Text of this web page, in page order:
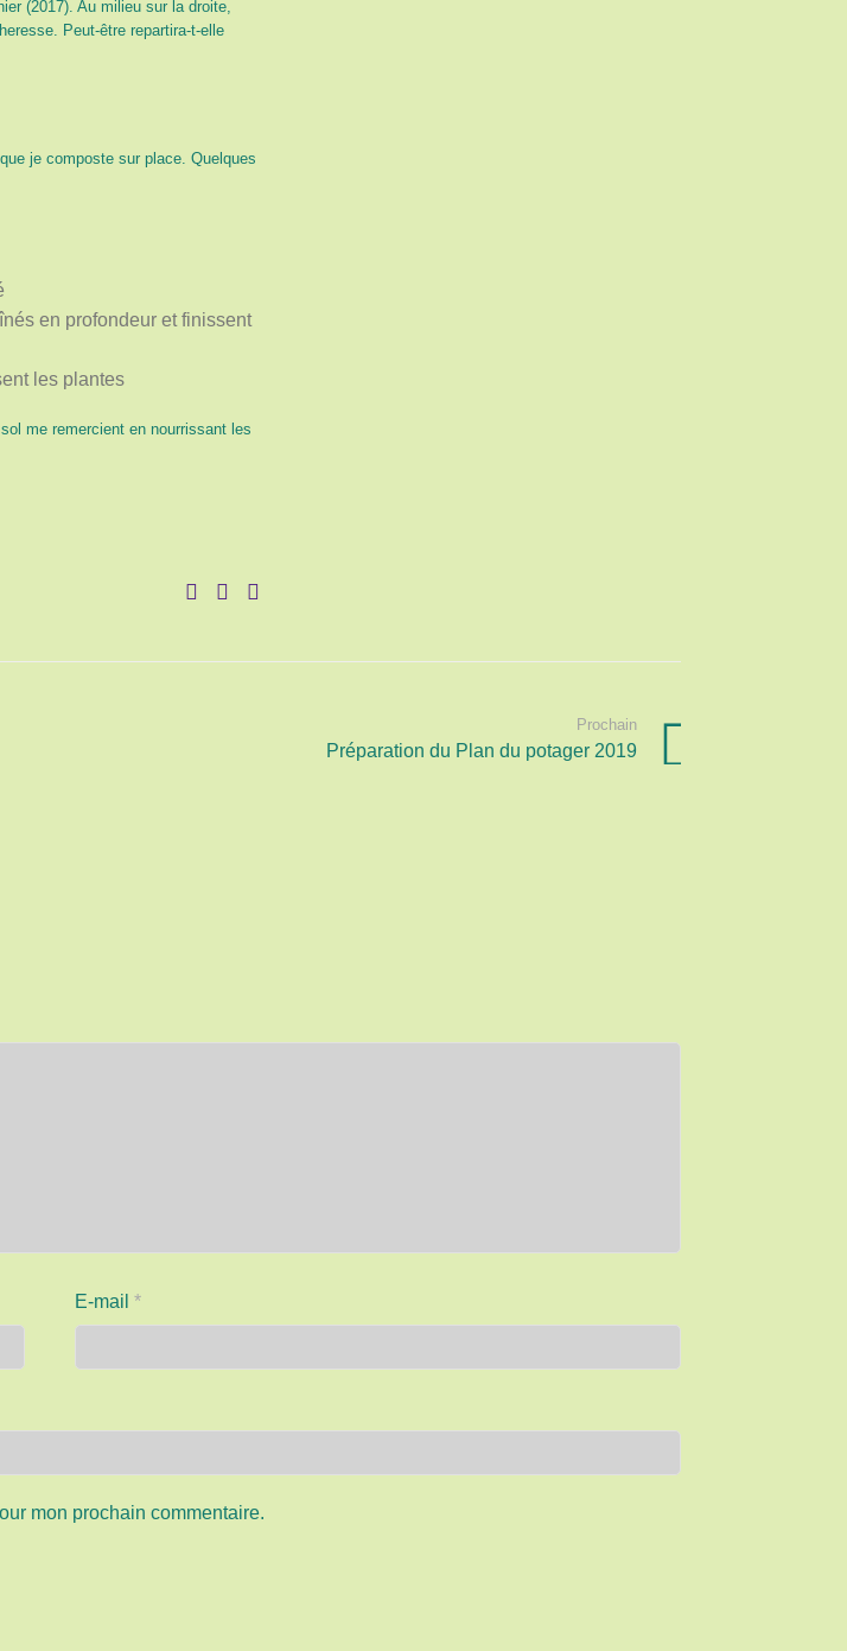
(2017). Au milieu sur la droite,
Peut-être repartira-t-elle
je composte sur place. Quelques
en profondeur et finissent
les plantes
me remercient en nourrissant les
Prochain
Préparation du Plan du potager 2019
E-mail*
mon prochain commentaire.